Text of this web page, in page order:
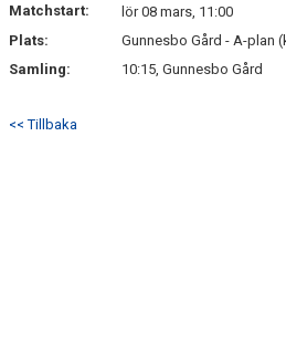
Matchstart:
lör 08 mars, 11:00
Plats:
Gunnesbo Gård - A-plan
Samling:
10:15, Gunnesbo Gård
<< Tillbaka